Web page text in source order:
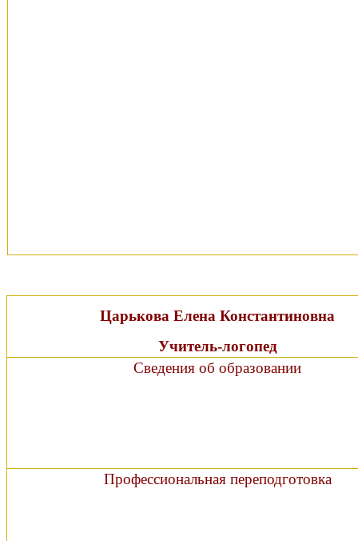
Царькова Елена Константиновна
Учитель-логопед
Сведения об образовании
Профессиональная переподготовка